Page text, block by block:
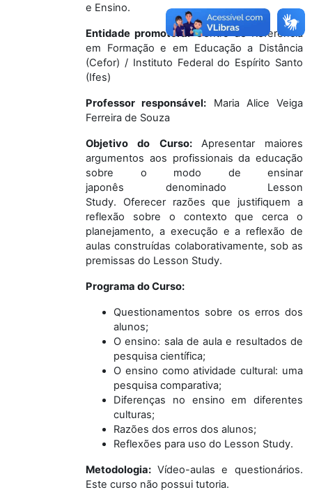
e Ensino.
Entidade promotora:Centro de Referência
em Formação e em Educação a Distância
(Cefor) / Instituto Federal do Espírito Santo
(Ifes)
Professor responsável: Maria Alice Veiga
Ferreira de Souza
Objetivo do Curso: Apresentar maiores
argumentos aos profissionais da educação
sobre o modo de ensinar
japonês denominado Lesson
Study. Oferecer razões que justifiquem a
reflexão sobre o contexto que cerca o
planejamento, a execução e a reflexão de
aulas construídas colaborativamente, sob as
premissas do Lesson Study.
Programa do Curso:
Questionamentos sobre os erros dos
alunos;
O ensino: sala de aula e resultados de
pesquisa científica;
O ensino como atividade cultural: uma
pesquisa comparativa;
Diferenças no ensino em diferentes
culturas;
Razões dos erros dos alunos;
Reflexões para uso do Lesson Study.
Metodologia: Vídeo-aulas e questionários.
Este curso não possui tutoria.